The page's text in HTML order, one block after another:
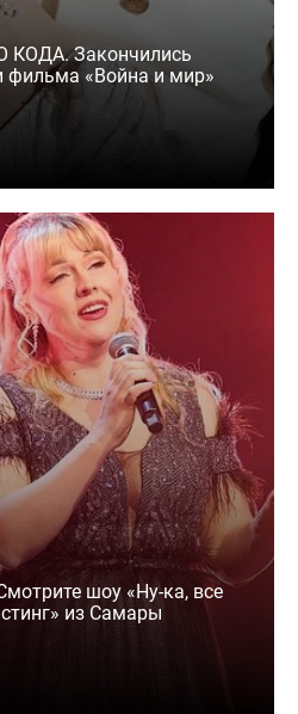
Закончились
фильма «Война и мир»
шоу «Ну-ка, все
из Самары